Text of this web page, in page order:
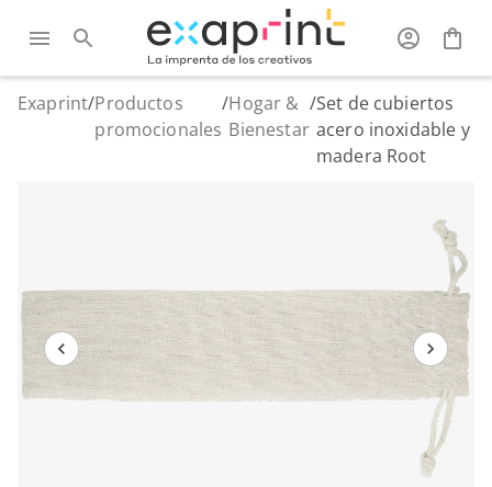
Exaprint/Productos
promocionales
/Hogar &
Bienestar
/Set de cubiertos
acero inoxidable y
madera Root